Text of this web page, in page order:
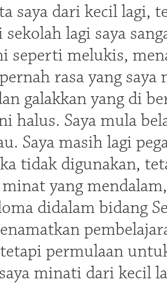
saya dari kecil lagi,
lagi saya
seperti melukis,
rasa yang saya
galakkan yang di
halus. Saya mula
Saya masih lagi
tidak digunakan,
yang
didalam bidang
permulaan
minati dari kecil